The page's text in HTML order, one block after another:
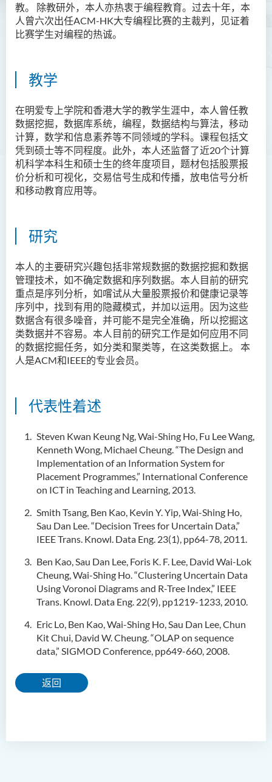
教。 除教研外，本人亦热衷于编程教育。过去十年，本
人曾六次出任ACM-HK大专编程比赛的主裁判，见证着
比赛学生对编程的热诚。
教学
在明爱专上学院和香港大学的教学生涯中，本人曾任教
数据挖掘，数据库系统，编程，数据结构与算法，移动
计算，数学和信息素养等不同领域的学科。课程包括文
凭到硕士等不同程度。此外，本人还监督了近20个计算
机科学本科生和硕士生的终年度项目，题材包括股票报
价分析和可视化，交易信号生成和传播，放电信号分析
和移动教育应用等。
研究
本人的主要研究兴趣包括非常规数据的数据挖掘和数据
管理技术，如不确定数据和序列数据。本人目前的研究
重点是序列分析，如嚐试从大量股票报价和健康记录等
序列中，找到有用的隐藏模式，并加以运用。因为这些
数据含有很多噪音，并可能不是完全准确，所以挖掘这
类数据并不容易。本人目前的研究工作是如何应用不同
的数据挖掘任务，如分类和聚类等，在这类数据上。 本
人是ACM和IEEE的专业会员。
代表性着述
Steven Kwan Keung Ng, Wai-Shing Ho, Fu Lee Wang,
Kenneth Wong, Michael Cheung. “The Design and
Implementation of an Information System for
Placement Programmes,” International Conference
on ICT in Teaching and Learning, 2013.
Smith Tsang, Ben Kao, Kevin Y. Yip, Wai-Shing Ho,
Sau Dan Lee. “Decision Trees for Uncertain Data,”
IEEE Trans. Knowl. Data Eng. 23(1), pp64-78, 2011.
Ben Kao, Sau Dan Lee, Foris K. F. Lee, David Wai-Lok
Cheung, Wai-Shing Ho. “Clustering Uncertain Data
Using Voronoi Diagrams and R-Tree Index,” IEEE
Trans. Knowl. Data Eng. 22(9), pp1219-1233, 2010.
Eric Lo, Ben Kao, Wai-Shing Ho, Sau Dan Lee, Chun
Kit Chui, David W. Cheung. “OLAP on sequence
data,” SIGMOD Conference, pp649-660, 2008.
返回